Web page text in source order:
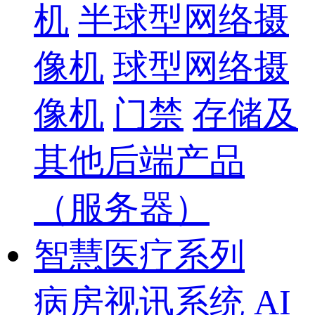
机 半球型网络摄
像机 球型网络摄
像机 门禁 存储及
其他后端产品
（服务器）
智慧医疗系列
病房视讯系统 AI